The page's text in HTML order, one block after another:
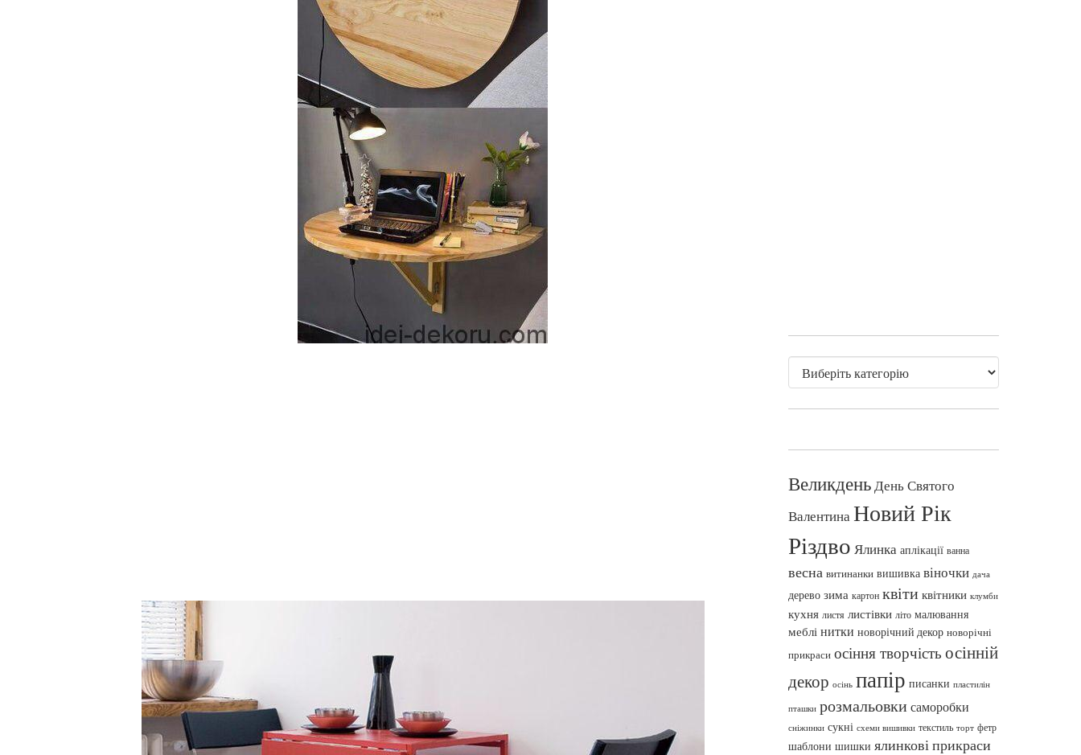
ВеликденьДень Святого
ВалентинаНовий Рік
Різдво Ялинка аплікації ванна
весна витинанки вишивка віночки дача
дерево зима картон квіти квітники клумби
кухня листя листівки літо малювання
меблі нитки новорічний декор новорічні
прикраси осіння творчість осінній
декор осінь папір писанки пластилін
пташки розмальовки саморобки
сніжинки сукні схеми вишивки текстиль торт фетр
шаблони шишки ялинкові прикраси